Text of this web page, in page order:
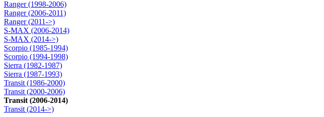
Ranger (1998-2006)
Ranger (2006-2011)
Ranger (2011->)
S-MAX (2006-2014)
S-MAX (2014->)
Scorpio (1985-1994)
Scorpio (1994-1998)
Sierra (1982-1987)
Sierra (1987-1993)
Transit (1986-2000)
Transit (2000-2006)
Transit (2006-2014)
Transit (2014->)